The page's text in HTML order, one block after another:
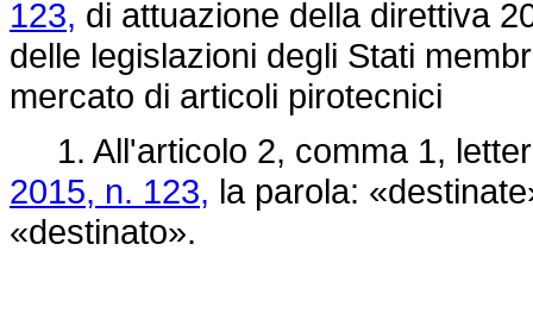
123, di attuazione della direttiva
delle legislazioni degli Stati
mercato di articoli pirotecnici
1. All'articolo 2, comma 1,
2015, n. 123, la parola:
«destinato».